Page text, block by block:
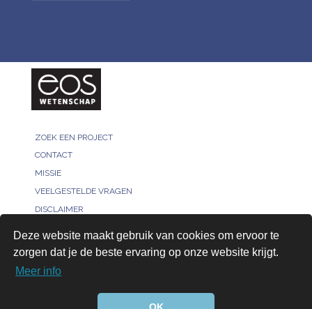
Deze website maakt gebruik van cookies om ervoor te
zorgen dat je de beste ervaring op onze website krijgt.
Meer info
ZOEK EEN PROJECT
CONTACT
MISSIE
VEELGESTELDE VRAGEN
DISCLAIMER
© 2026, All rights reserved - Bridged by™